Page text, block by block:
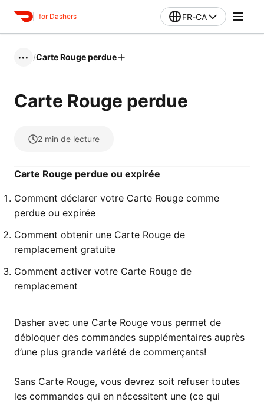
for Dashers FR-CA
••• /Carte Rouge perdue
Carte Rouge perdue
2 min de lecture
Carte Rouge perdue ou expirée
Comment déclarer votre Carte Rouge comme
perdue ou expirée
Comment obtenir une Carte Rouge de
remplacement gratuite
Comment activer votre Carte Rouge de
remplacement
Dasher avec une Carte Rouge vous permet de
débloquer des commandes supplémentaires auprès
d’une plus grande variété de commerçants!
Sans Carte Rouge, vous devrez soit refuser toutes
les commandes qui en nécessitent une (ce qui